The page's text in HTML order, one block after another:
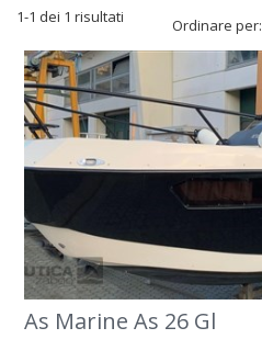
1-1 dei 1 risultati Ordinare per:
As Marine As 26 Gl